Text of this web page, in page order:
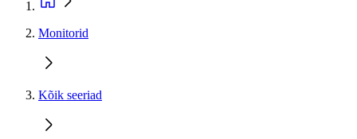
Monitorid
Kõik seeriad